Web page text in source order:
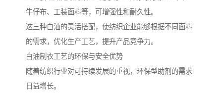
牛仔布、工装面料等，可增强性和耐久性。
这三种白油的灵活搭配，使纺织企业能够根据不同面料
的需求，优化生产工艺，提升产品竞争力。
白油制衣工艺的环保与安全优势
随着纺织行业对可持续发展的重视，环保型助剂的需求
日益增长。